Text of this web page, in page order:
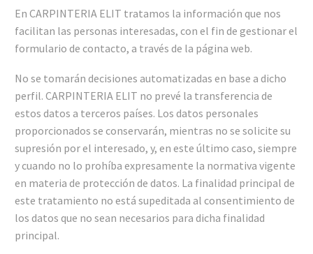
En CARPINTERIA ELIT tratamos la información que nos
facilitan las personas interesadas, con el fin de gestionar el
formulario de contacto, a través de la página web.
No se tomarán decisiones automatizadas en base a dicho
perfil. CARPINTERIA ELIT no prevé la transferencia de
estos datos a terceros países. Los datos personales
proporcionados se conservarán, mientras no se solicite su
supresión por el interesado, y, en este último caso, siempre
y cuando no lo prohíba expresamente la normativa vigente
en materia de protección de datos. La finalidad principal de
este tratamiento no está supeditada al consentimiento de
los datos que no sean necesarios para dicha finalidad
principal.